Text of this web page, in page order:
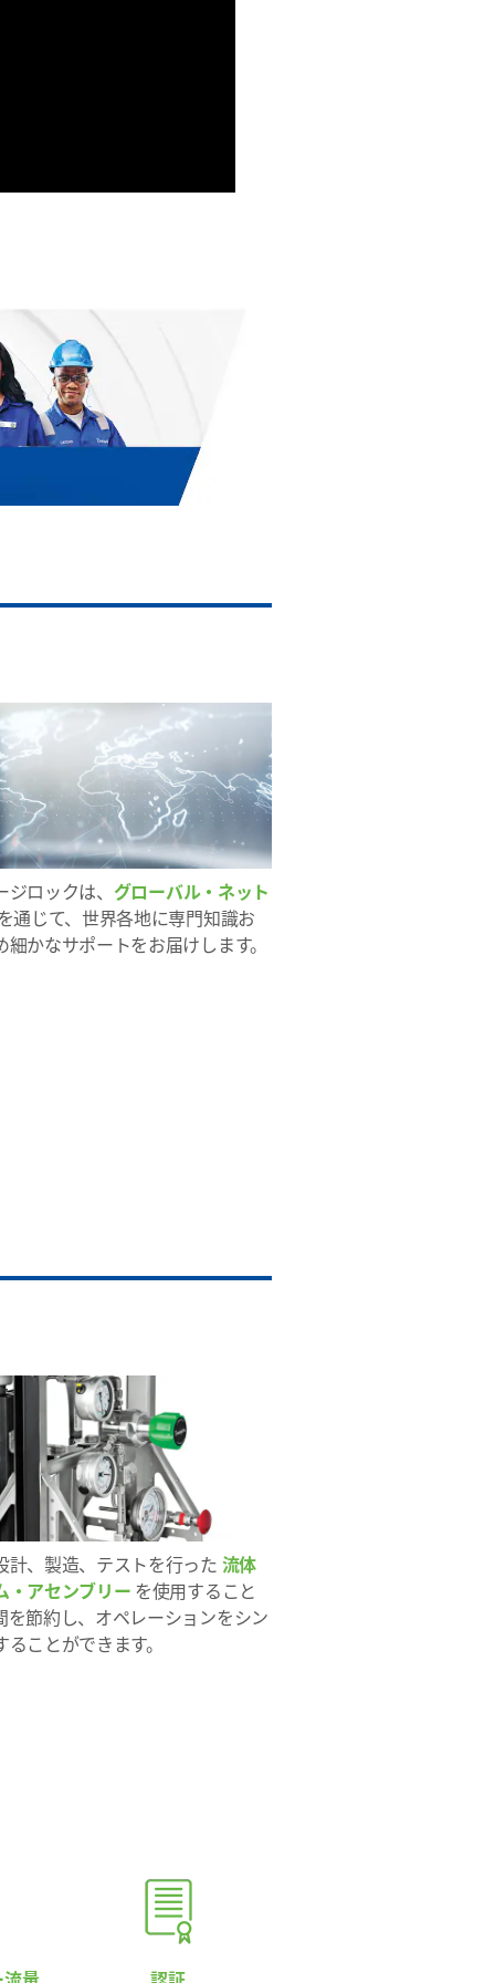
ロックは、 グローバル・ネット
通じて、世界各地に専門知識お
細かなサポートをお届けします。
計、製造、テストを行った 流体
・アセンブリー を使用すること
を節約し、オペレーションをシン
ことができます。